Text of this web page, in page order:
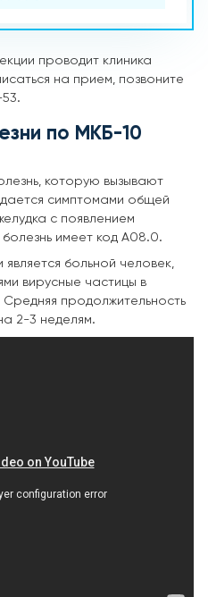
проводит клиника
на прием, позвоните
по МКБ-10
которую вызывают
симптомами общей
с появлением
имеет код А08.0.
больной человек,
вирусные частицы в
продолжительность
2-3 неделям.